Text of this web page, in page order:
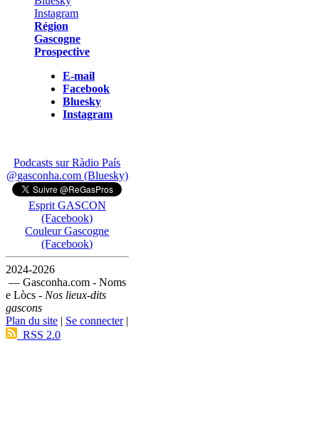
Région
Gascogne
Prospective
E-mail
Facebook
Bluesky
Instagram
Podcasts sur Ràdio País
@gasconha.com (Bluesky)
Esprit GASCON
(Facebook)
Couleur Gascogne
(Facebook)
2024-2026
— Gasconha.com - Noms
e Lòcs - Nos lieux-dits
gascons
Plan du site | Se connecter|
RSS 2.0